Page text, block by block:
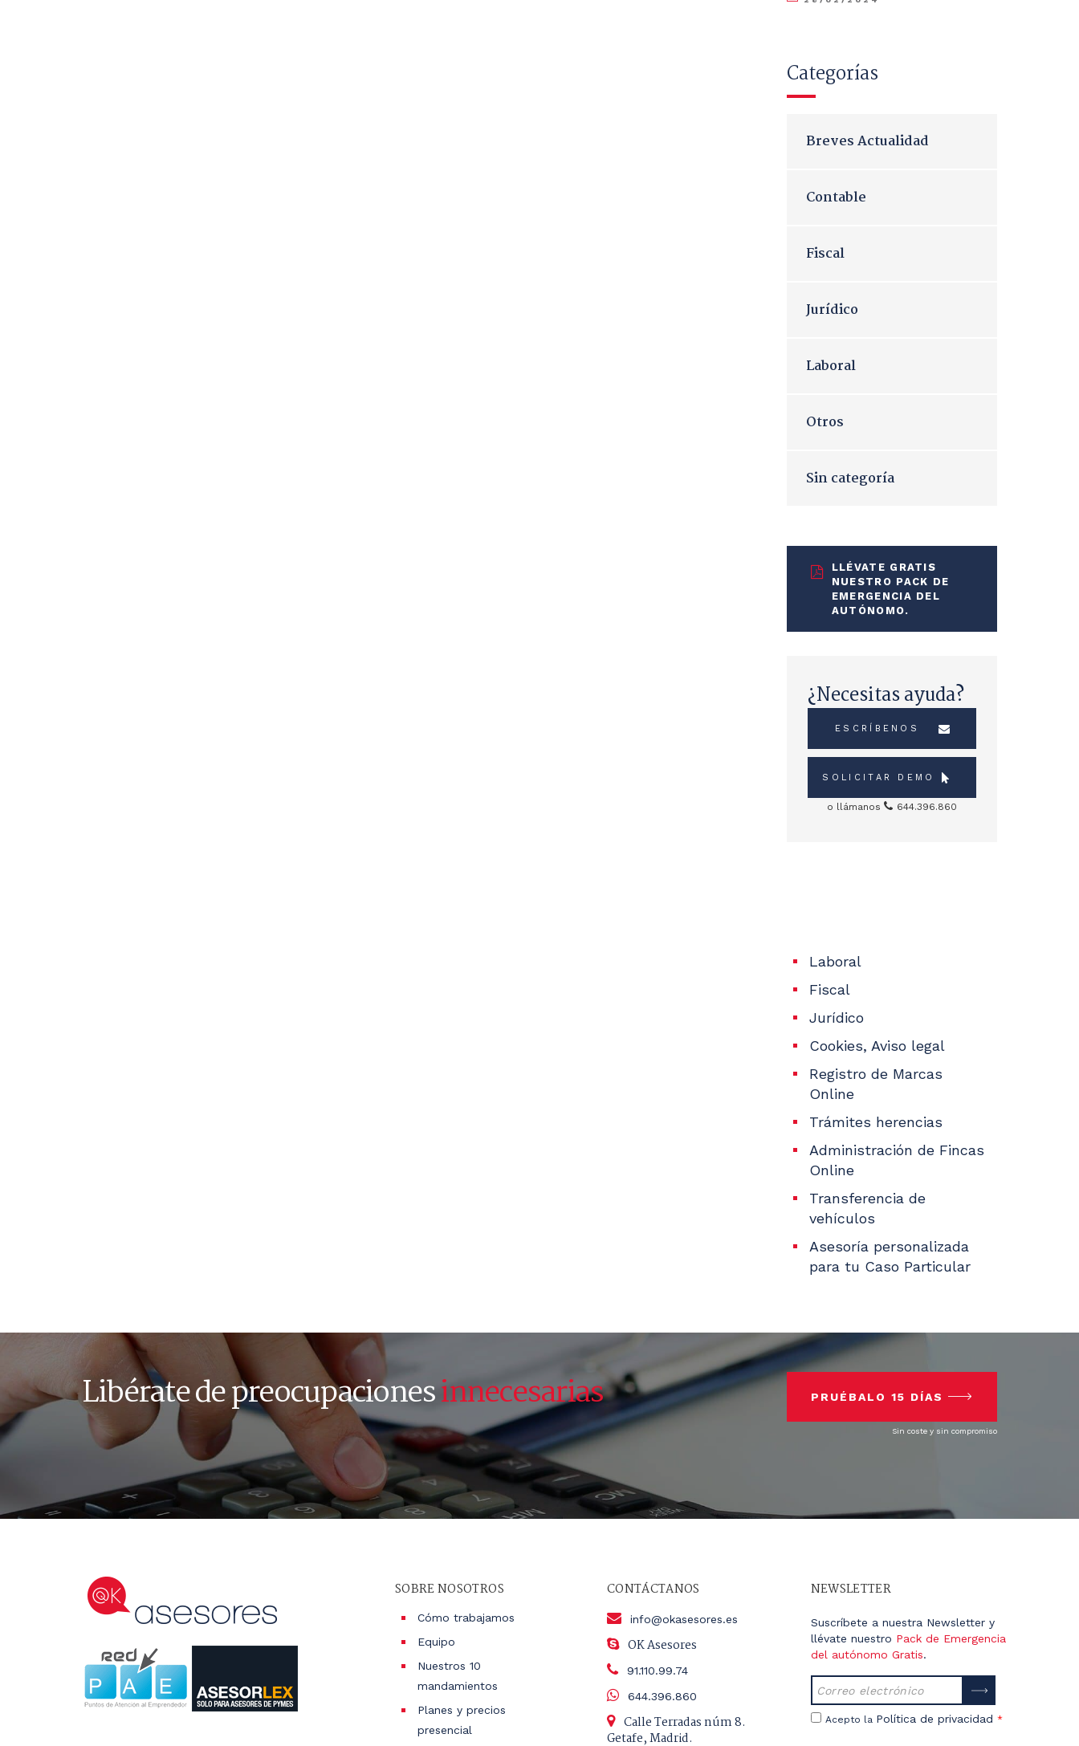
Categorías
Breves Actualidad
Contable
Fiscal
Jurídico
Laboral
Otros
Sin categoría
LLÉVATE GRATIS
NUESTRO PACK DE
EMERGENCIA DEL
AUTÓNOMO.
¿Necesitas ayuda?
ESCRÍBENOS
SOLICITAR DEMO
o llámanos 644.396.860
Laboral
Fiscal
Jurídico
Cookies, Aviso legal
Registro de Marcas
Online
Trámites herencias
Administración de Fincas
Online
Transferencia de
vehículos
Asesoría personalizada
para tu Caso Particular
Libérate de preocupacionesinnecesarias PRUÉBALO 15 DÍAS
Sin coste y sin compromiso
SOBRE NOSOTROS
Cómo trabajamos
Equipo
Nuestros 10
mandamientos
Planes y precios
presencial
CONTÁCTANOS
info@okasesores.es
OK Asesores
91.110.99.74
644.396.860
Calle Terradas núm 8.
Getafe, Madrid.
NEWSLETTER
Suscríbete a nuestra Newsletter y
llévate nuestro Pack de Emergencia
del autónomo Gratis.
Acepto la Política de privacidad *